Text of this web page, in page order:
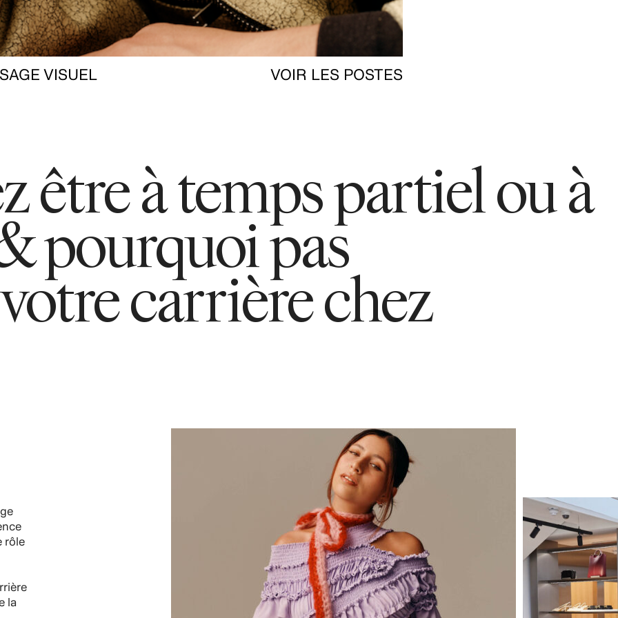
VISUEL VOIR LES POSTES
être à temps partiel ou à
pourquoi pas
carrière chez
rôle
la